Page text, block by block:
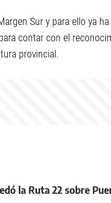
Sur y para ello ya
contar con el
provincial.
la Ruta 22 sobre